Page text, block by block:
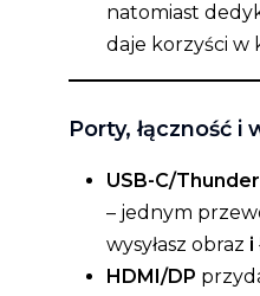
natomiast
daje korzyści w
Porty, łączność
USB-C/
– jednym
wysyłasz obraz i
HDMI/DP